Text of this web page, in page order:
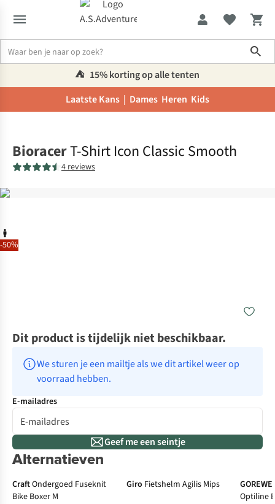
⛺️ 15% korting op alle tenten
Laatste Kans | Dames Heren Kids
-50%
BioracerT-Shirt Icon Classic Smooth
4 reviews
Dit product is tijdelijk niet beschikbaar.
We sturen je een mailtje als we dit artikel weer op
voorraad hebben.
E-mailadres
Geef me een seintje
Alternatieven
CraftOndergoed Fuseknit
Bike Boxer M
Giro Fietshelm Agilis Mips
Optiline